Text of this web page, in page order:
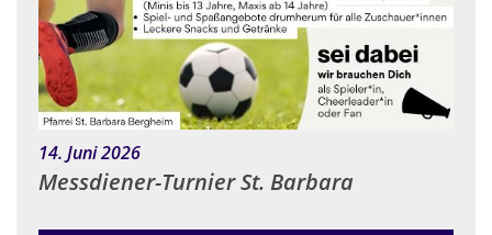
14. Juni 2026:
Messdiener-Turnier St. Barbara